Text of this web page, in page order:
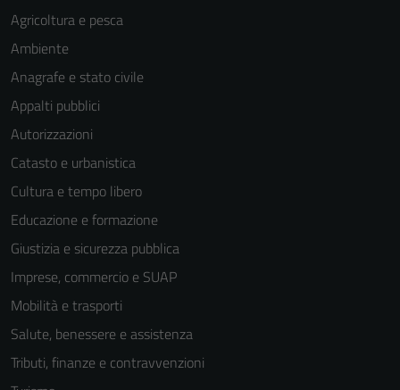
Agricoltura e pesca
Ambiente
Anagrafe e stato civile
Appalti pubblici
Autorizzazioni
Catasto e urbanistica
Cultura e tempo libero
Educazione e formazione
Giustizia e sicurezza pubblica
Imprese, commercio e SUAP
Mobilità e trasporti
Salute, benessere e assistenza
Tributi, finanze e contravvenzioni